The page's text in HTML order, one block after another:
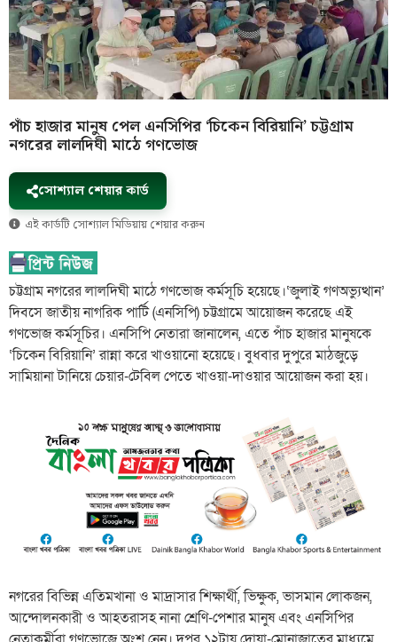
পাঁচ হাজার মানুষ পেল এনসিপির ‘চিকেন বিরিয়ানি’ চট্টগ্রাম
নগরের লালদিঘী মাঠে গণভোজ
সোশ্যাল শেয়ার কার্ড
এই কার্ডটি সোশ্যাল মিডিয়ায় শেয়ার করুন
চট্টগ্রাম নগরের লালদিঘী মাঠে গণভোজ কর্মসূচি হয়েছে।‘জুলাই গণঅভ্যুত্থান’
দিবসে জাতীয় নাগরিক পার্টি (এনসিপি) চট্টগ্রামে আয়োজন করেছে এই
গণভোজ কর্মসূচির। এনসিপি নেতারা জানালেন, এতে পাঁচ হাজার মানুষকে
‘চিকেন বিরিয়ানি’ রান্না করে খাওয়ানো হয়েছে। বুধবার দুপুরে মাঠজুড়ে
সামিয়ানা টানিয়ে চেয়ার-টেবিল পেতে খাওয়া-দাওয়ার আয়োজন করা হয়।
নগরের বিভিন্ন এতিমখানা ও মাদ্রাসার শিক্ষার্থী, ভিক্ষুক, ভাসমান লোকজন,
আন্দোলনকারী ও আহতরাসহ নানা শ্রেণি-পেশার মানুষ এবং এনসিপির